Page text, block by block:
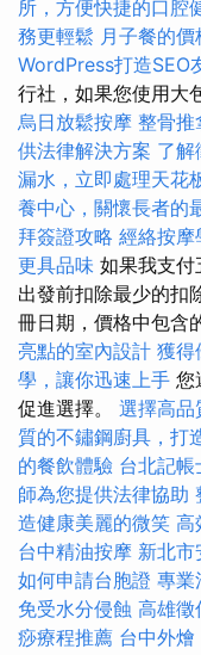
所，方便快捷的口腔
務更輕鬆 月子餐的
WordPress打造SEO
行社，如果您使用大
烏日放鬆按摩 整骨推
供法律解決方案 了解
漏水，立即處理天花
養中心，關懷長者的
拜簽證攻略 經絡按摩
更具品味 如果我支付
出發前扣除最少的扣
冊日期，價格中包含
亮點的室內設計 獲得
學，讓你迅速上手 您
促進選擇。 選擇高品
質的不鏽鋼廚具，打
的餐飲體驗 台北記帳
師為您提供法律協助
造健康美麗的微笑 高
台中精油按摩 新北市
如何申請台胞證 專業
免受水分侵蝕 高雄徵
痧療程推薦 台中外